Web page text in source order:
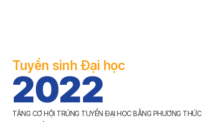
Tuyển sinh Đại học
2022
TĂNG CƠ HỘI TRÚNG TUYỂN ĐẠI HỌC BẰNG PHƯƠNG THỨC